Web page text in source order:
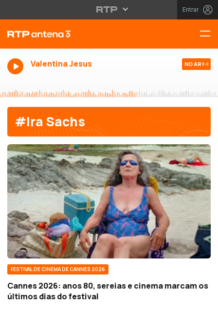
Entrar
Valentina Jesus NO AR
#Ira Sachs
FESTIVAL DE CINEMA DE CANNES 2026
Cannes 2026: anos 80, sereias e cinema marcam os
últimos dias do festival